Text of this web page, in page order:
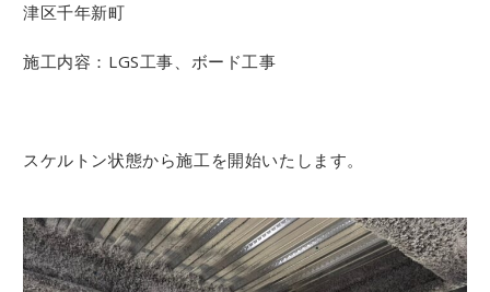
津区千年新町
施工内容：LGS工事、ボード工事
スケルトン状態から施工を開始いたします。